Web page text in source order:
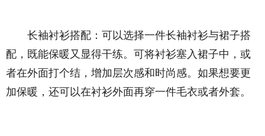
长袖衬衫搭配：可以选择一件长袖衬衫与裙子搭
配，既能保暖又显得干练。可将衬衫塞入裙子中，或
者在外面打个结，增加层次感和时尚感。如果想要更
加保暖，还可以在衬衫外面再穿一件毛衣或者外套。